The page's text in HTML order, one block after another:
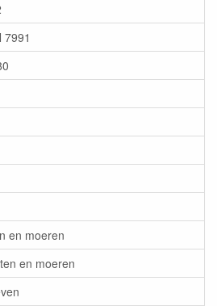
7991
en moeren
en moeren